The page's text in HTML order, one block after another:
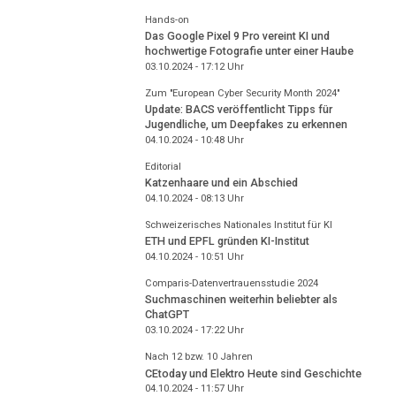
Hands-on
Das Google Pixel 9 Pro vereint KI und
hochwertige Fotografie unter einer Haube
03.10.2024 - 17:12Uhr
Zum "European Cyber Security Month 2024"
Update: BACS veröffentlicht Tipps für
Jugendliche, um Deepfakes zu erkennen
04.10.2024 - 10:48Uhr
Editorial
Katzenhaare und ein Abschied
04.10.2024 - 08:13Uhr
Schweizerisches Nationales Institut für KI
ETH und EPFL gründen KI-Institut
04.10.2024 - 10:51 Uhr
Comparis-Datenvertrauensstudie 2024
Suchmaschinen weiterhin beliebter als
ChatGPT
03.10.2024 - 17:22Uhr
Nach 12 bzw. 10 Jahren
CEtoday und Elektro Heute sind Geschichte
04.10.2024 - 11:57Uhr